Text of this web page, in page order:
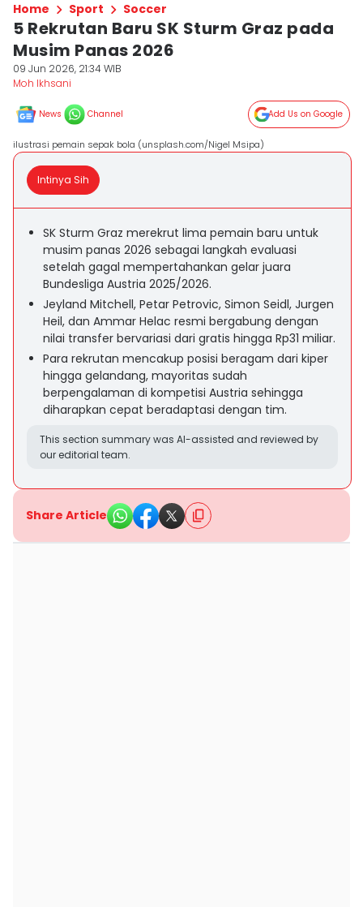
Home Sport Soccer
5 Rekrutan Baru SK Sturm Graz pada
Musim Panas 2026
09 Jun 2026, 21:34 WIB
Moh Ikhsani
News Channel Add Us on Google
ilustrasi pemain sepak bola (unsplash.com/Nigel Msipa)
Intinya Sih
SK Sturm Graz merekrut lima pemain baru untuk
musim panas 2026 sebagai langkah evaluasi
setelah gagal mempertahankan gelar juara
Bundesliga Austria 2025/2026.
Jeyland Mitchell, Petar Petrovic, Simon Seidl, Jurgen
Heil, dan Ammar Helac resmi bergabung dengan
nilai transfer bervariasi dari gratis hingga Rp31 miliar.
Para rekrutan mencakup posisi beragam dari kiper
hingga gelandang, mayoritas sudah
berpengalaman di kompetisi Austria sehingga
diharapkan cepat beradaptasi dengan tim.
This section summary was AI-assisted and reviewed by
our editorial team.
Share Article